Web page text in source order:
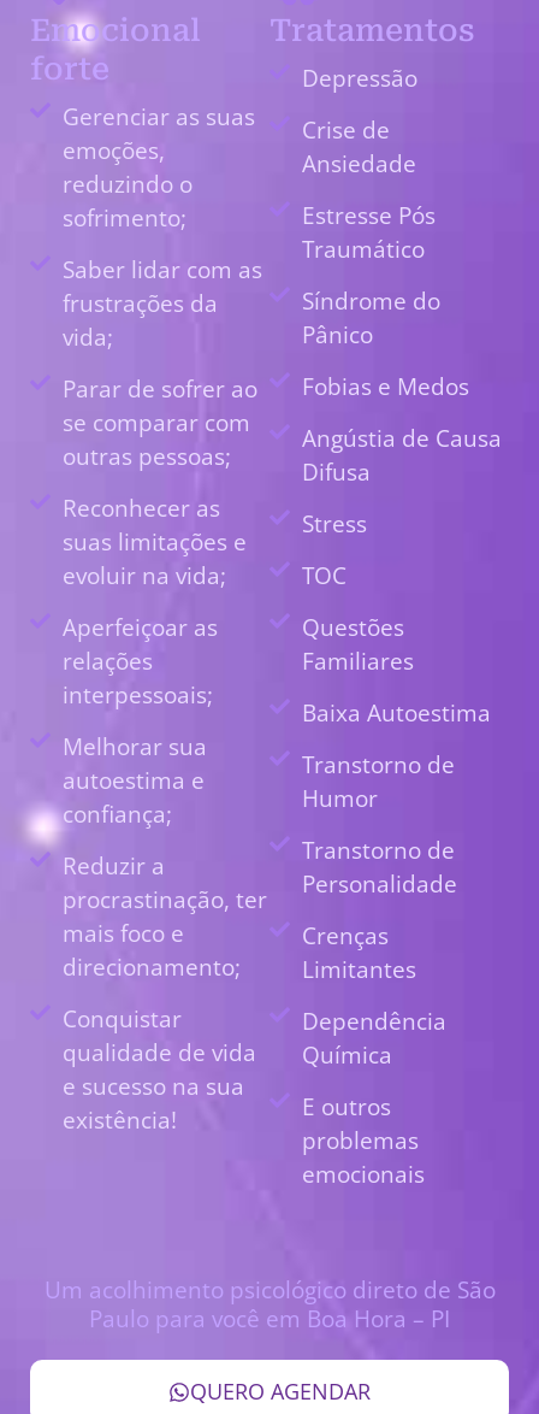
Emocional
forte
Gerenciar as suas
emoções,
reduzindo o
sofrimento;
Saber lidar com as
frustrações da
vida;
Parar de sofrer ao
se comparar com
outras pessoas;
Reconhecer as
suas limitações e
evoluir na vida;
Aperfeiçoar as
relações
interpessoais;
Melhorar sua
autoestima e
confiança;
Reduzir a
procrastinação, ter
mais foco e
direcionamento;
Conquistar
qualidade de vida
e sucesso na sua
existência!
Tratamentos
Depressão
Crise de
Ansiedade
Estresse Pós
Traumático
Síndrome do
Pânico
Fobias e Medos
Angústia de Causa
Difusa
Stress
TOC
Questões
Familiares
Baixa Autoestima
Transtorno de
Humor
Transtorno de
Personalidade
Crenças
Limitantes
Dependência
Química
E outros
problemas
emocionais
Um acolhimento psicológico direto de São
Paulo para você em Boa Hora – PI
QUERO AGENDAR